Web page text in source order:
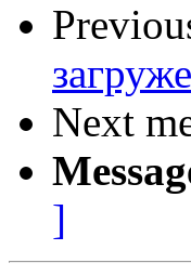
Next
]